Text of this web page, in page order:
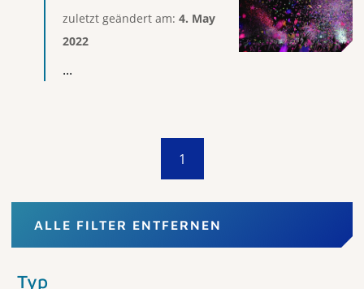
zuletzt geändert am: 4. May
2022
...
1
ALLE FILTER ENTFERNEN
Typ